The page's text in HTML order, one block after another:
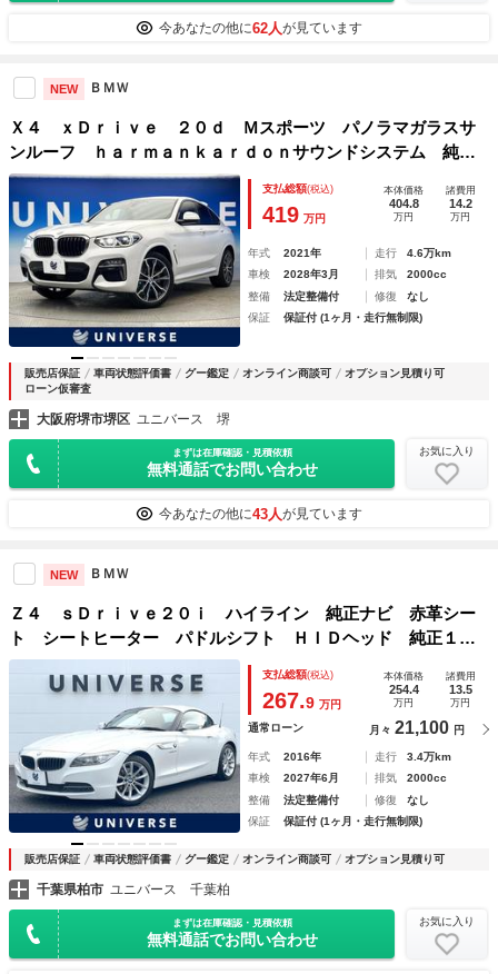
今あなたの他に62人が見ています
NEW ＢＭＷ
Ｘ４ ｘＤｒｉｖｅ ２０ｄ Ｍスポーツ パノラマガラスサ
ンルーフ ｈａｒｍａｎｋａｒｄｏｎサウンドシステム 純正
２０インチＡＷ 革シート ヘッドアップディスプレイ 前席
パワーシート 全席シートヒーター パドルシフト オートハ
イビーム 禁煙車
支払総額(税込)
419 万円
本体価格
404.8
万円
諸費用
14.2
万円
年式 2021年 走行
4.6万km
車検
2028年3月 排気
2000cc
整備
法定整備付 修復
なし
保証
保証付 (1ヶ月・走行無制限)
販売店保証 車両状態評価書 グー鑑定 オンライン商談可
オプション見積り可
ローン仮審査
大阪府堺市堺区 ユニバース 堺
まずは在庫確認・見積依頼
無料通話でお問い合わせ
お気に入り
今あなたの他に43人が見ています
NEW ＢＭＷ
Ｚ４ ｓＤｒｉｖｅ２０ｉ ハイライン 純正ナビ 赤革シー
ト シートヒーター パドルシフト ＨＩＤヘッド 純正１７
インチ５本ツインスポークＡＷ パワーシート Ｅ－８スポー
ツＡＴ 革巻きステアリングホイール 木目調インパネ加飾
ＥＴＣ 禁煙車
支払総額(税込)
267.9 万円
本体価格
254.4
万円
諸費用
13.5
万円
通常ローン 月々 21,100 円
年式 2016年 走行
3.4万km
車検
2027年6月 排気
2000cc
整備
法定整備付 修復
なし
保証
保証付 (1ヶ月・走行無制限)
販売店保証 車両状態評価書 グー鑑定 オンライン商談可 オプション見積り可
千葉県柏市 ユニバース 千葉柏
まずは在庫確認・見積依頼
無料通話でお問い合わせ
お気に入り